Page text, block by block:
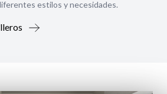
estilos y necesidades.